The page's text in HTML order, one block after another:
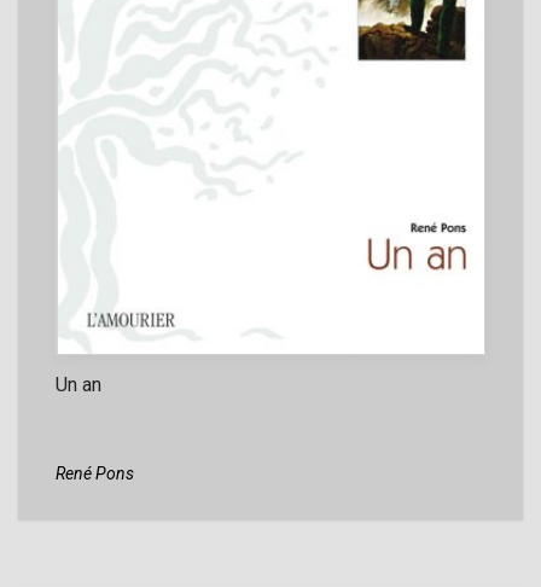
Un an
René Pons